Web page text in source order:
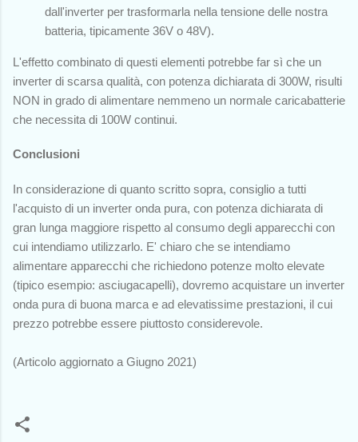
dall'inverter per trasformarla nella tensione delle nostra
batteria, tipicamente 36V o 48V).
L'effetto combinato di questi elementi potrebbe far sì che un
inverter di scarsa qualità, con potenza dichiarata di 300W, risulti
NON in grado di alimentare nemmeno un normale caricabatterie
che necessita di 100W continui.
Conclusioni
In considerazione di quanto scritto sopra, consiglio a tutti
l'acquisto di un inverter onda pura, con potenza dichiarata di
gran lunga maggiore rispetto al consumo degli apparecchi con
cui intendiamo utilizzarlo. E' chiaro che se intendiamo
alimentare apparecchi che richiedono potenze molto elevate
(tipico esempio: asciugacapelli), dovremo acquistare un inverter
onda pura di buona marca e ad elevatissime prestazioni, il cui
prezzo potrebbe essere piuttosto considerevole.
(Articolo aggiornato a Giugno 2021)